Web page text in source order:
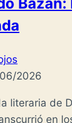
2026
literaria de
en